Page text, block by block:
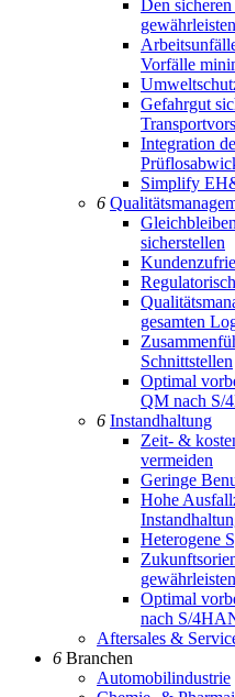
Den
gewährleisten
Vorfälle
Gefahrgut
Integration
Simplify
6
sicherstellen
gesamten
Schnittstellen
Optimal
QM nach S/
6 Instandhaltung
Zeit- &
vermeiden
Geringe
Hohe
Heterogene
gewährleisten
Optimal
nach S/
Aftersales &
6 Branchen
Automobilindustrie